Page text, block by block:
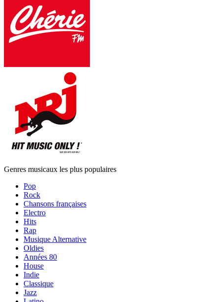
Genres musicaux les plus populaires
Pop
Rock
Chansons françaises
Electro
Hits
Rap
Musique Alternative
Oldies
Années 80
House
Indie
Classique
Jazz